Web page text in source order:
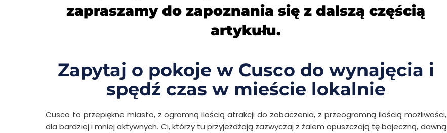
zapraszamy do zapoznania się z dalszą częścią
artykułu.
Zapytaj o pokoje w Cusco do wynajęcia i
spędź czas w mieście lokalnie
Cusco to przepiękne miasto, z ogromną ilością atrakcji do zobaczenia, z przeogromną ilością możliwości,
dla bardziej i mniej aktywnych. Ci, którzy tu przyjeżdżają zazwyczaj z żalem opuszczają tę bajeczną, dawną